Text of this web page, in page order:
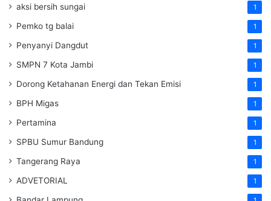
aksi bersih sungai 1
Pemko tg balai 1
Penyanyi Dangdut 1
SMPN 7 Kota Jambi 1
Dorong Ketahanan Energi dan Tekan Emisi 1
BPH Migas 1
Pertamina 1
SPBU Sumur Bandung 1
Tangerang Raya 1
ADVETORIAL 1